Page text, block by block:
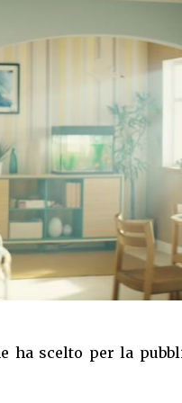
ha scelto per la